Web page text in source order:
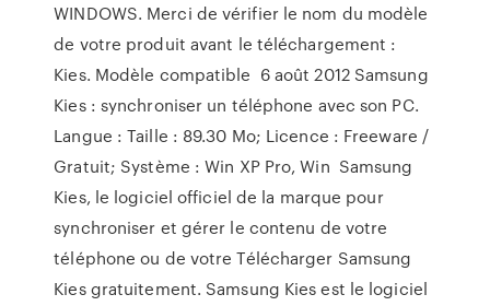
WINDOWS. Merci de vérifier le nom du modèle
de votre produit avant le téléchargement :
Kies. Modèle compatible 6 août 2012 Samsung
Kies : synchroniser un téléphone avec son PC.
Langue : Taille : 89.30 Mo; Licence : Freeware /
Gratuit; Système : Win XP Pro, Win Samsung
Kies, le logiciel officiel de la marque pour
synchroniser et gérer le contenu de votre
téléphone ou de votre Télécharger Samsung
Kies gratuitement. Samsung Kies est le logiciel